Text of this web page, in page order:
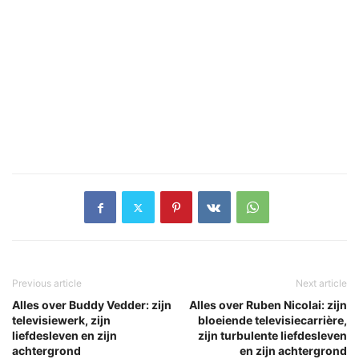
Previous article
Alles over Buddy Vedder: zijn
televisiewerk, zijn
liefdesleven en zijn
achtergrond
Next article
Alles over Ruben Nicolai: zijn
bloeiende televisiecarrière,
zijn turbulente liefdesleven
en zijn achtergrond